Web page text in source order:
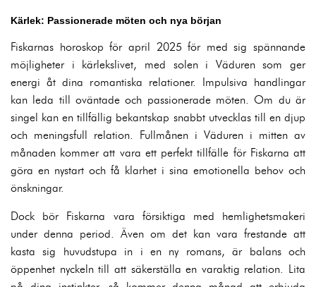
Kärlek: Passionerade möten och nya början
Fiskarnas horoskop för april 2025 för med sig spännande
möjligheter i kärlekslivet, med solen i Väduren som ger
energi åt dina romantiska relationer. Impulsiva handlingar
kan leda till oväntade och passionerade möten. Om du är
singel kan en tillfällig bekantskap snabbt utvecklas till en djup
och meningsfull relation. Fullmånen i Väduren i mitten av
månaden kommer att vara ett perfekt tillfälle för Fiskarna att
göra en nystart och få klarhet i sina emotionella behov och
önskningar.
Dock bör Fiskarna vara försiktiga med hemlighetsmakeri
under denna period. Även om det kan vara frestande att
kasta sig huvudstupa in i en ny romans, är balans och
öppenhet nyckeln till att säkerställa en varaktig relation. Lita